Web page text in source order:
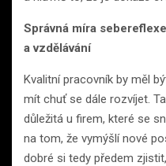
Správná míra
a vzdělávání
Kvalitní pracovník by měl
mít chuť se dále rozvíjet.
důležitá u firem, které se
na tom, že vymýšlí nové
dobré si tedy předem